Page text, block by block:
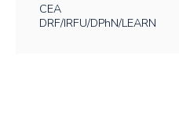
CEA
DRF/IRFU/DPhN/LEARN